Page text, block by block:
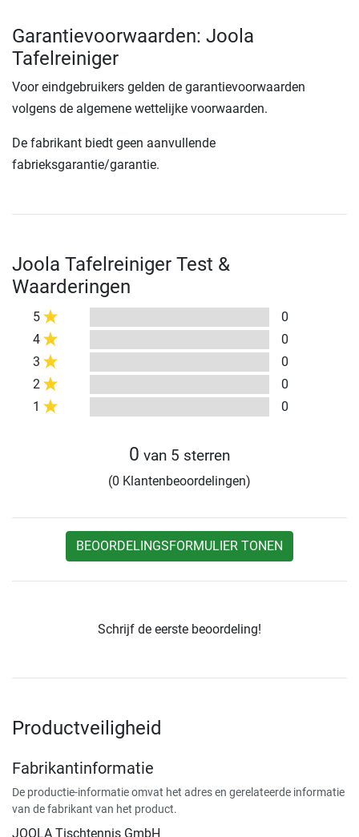
Garantievoorwaarden: Joola
Tafelreiniger
Voor eindgebruikers gelden de garantievoorwaarden
volgens de algemene wettelijke voorwaarden.
De fabrikant biedt geen aanvullende
fabrieksgarantie/garantie.
Joola Tafelreiniger Test &
Waarderingen
5
0
4
0
3
0
2
0
1
0
0 van 5 sterren
(0 Klantenbeoordelingen)
BEOORDELINGSFORMULIER TONEN
Schrijf de eerste beoordeling!
Productveiligheid
Fabrikantinformatie
De productie-informatie omvat het adres en gerelateerde informatie
van de fabrikant van het product.
JOOLA Tischtennis GmbH